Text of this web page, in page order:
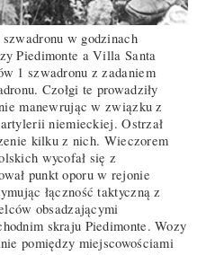
w godzinach
Piedimonte a Villa Santa
1 szwadronu z zadaniem
Czołgi te prowadziły
manewrując w związku z
niemieckiej. Ostrzał
kilku z nich. Wieczorem
wycofał się z
punkt oporu w rejonie
łączność taktyczną z
obsadzającymi
skraju Piedimonte. Wozy
pomiędzy miejscowościami